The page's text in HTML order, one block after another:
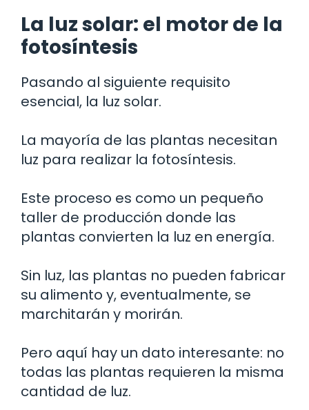
La luz solar: el motor de la
fotosíntesis
Pasando al siguiente requisito
esencial, la luz solar.
La mayoría de las plantas necesitan
luz para realizar la fotosíntesis.
Este proceso es como un pequeño
taller de producción donde las
plantas convierten la luz en energía.
Sin luz, las plantas no pueden fabricar
su alimento y, eventualmente, se
marchitarán y morirán.
Pero aquí hay un dato interesante: no
todas las plantas requieren la misma
cantidad de luz.